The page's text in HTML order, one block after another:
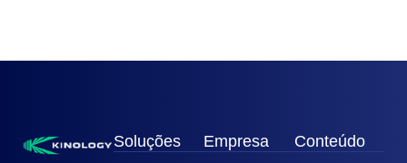
Soluções Empresa Conteúdo